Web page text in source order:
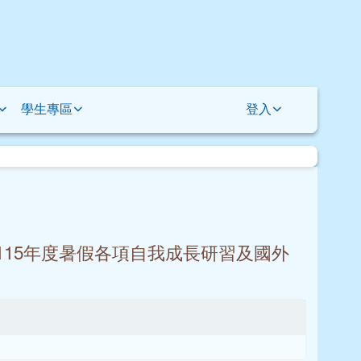
學生專區 登入
年度暑假各項自我成長研習及國外